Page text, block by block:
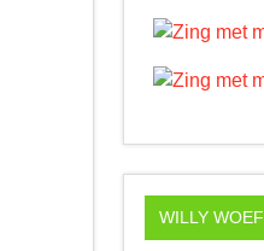
WILLY WOEF